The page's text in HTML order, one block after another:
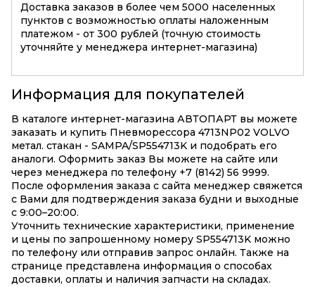
Доставка заказов в более чем 5000 населенных
пунктов с возможностью оплаты наложенным
платежом - от 300 рублей (точную стоимость
уточняйте у менеджера интернет-магазина)
Информация для покупателей
В каталоге интернет-магазина АВТОПАРТ вы можете
заказать и купить Пневморессора 4713NP02 VOLVO
метал. стакан - SAMPA/SP554713K и подобрать его
аналоги. Оформить заказ Вы можете на сайте или
через менеджера по телефону +7 (8142) 56 9999.
После оформления заказа с сайта менеджер свяжется
с Вами для подтверждения заказа будни и выходные
с 9:00–20:00.
Уточнить технические характеристики, применение
и цены по запрошенному номеру SP554713K можно
по телефону или отправив запрос онлайн. Также на
странице представлена информация о способах
доставки, оплаты и наличия запчасти на складах.